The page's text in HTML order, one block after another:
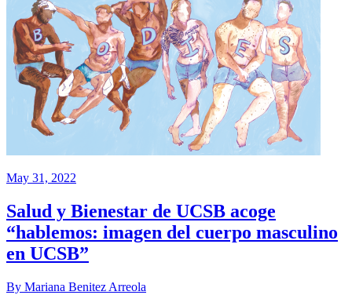
May 31, 2022
Salud y Bienestar de UCSB acoge
“hablemos: imagen del cuerpo masculino
en UCSB”
By Mariana Benitez Arreola